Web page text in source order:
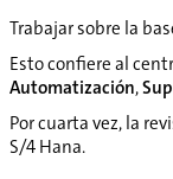
Trabajar sobre la
Esto confiere al
Automatización,
Por cuarta vez, la
S/4 Hana.